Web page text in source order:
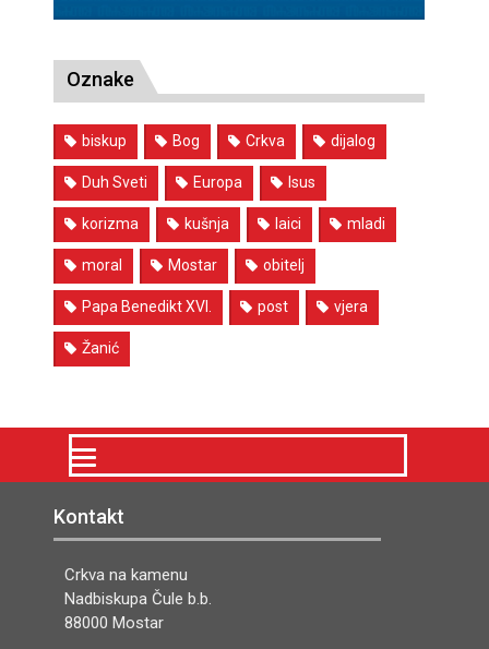
Oznake
biskup Bog Crkva dijalog
Duh Sveti Europa Isus
korizma kušnja laici mladi
moral Mostar obitelj
Papa Benedikt XVI. post vjera
Žanić
Kontakt
Crkva na kamenu
Nadbiskupa Čule b.b.
88000 Mostar